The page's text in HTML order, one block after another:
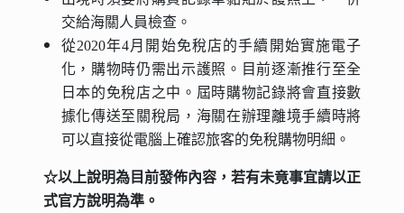
交給海關人員檢查。
從2020年4月開始免稅店的手續開始實施電子
化，購物時仍需出示護照。目前逐漸推行至全
日本的免稅店之中。屆時購物記錄將會直接數
據化傳送至關稅局，海關在辦理離境手續時將
可以直接從電腦上確認旅客的免稅購物明細。
☆以上說明為目前發佈內容，若有未竟事宜請以正
式官方說明為準。